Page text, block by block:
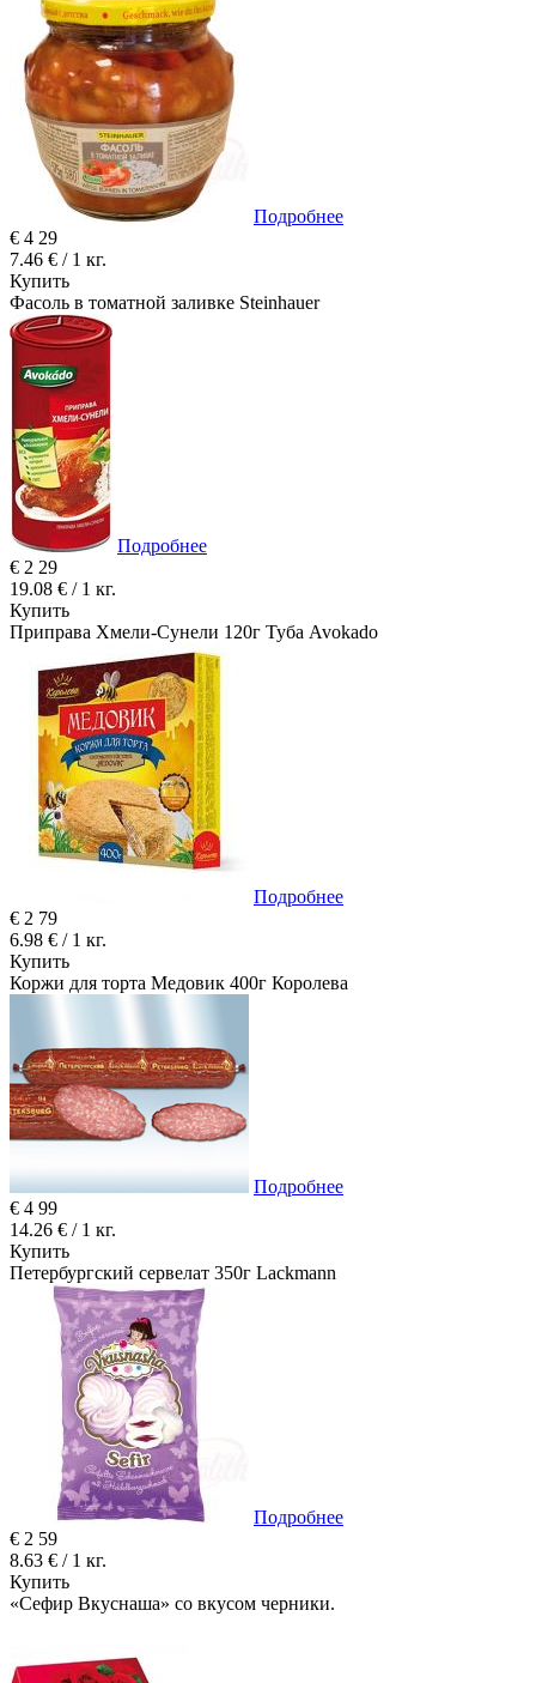
Подробнее
€ 4 29
7.46 € / 1 кг.
Купить
Фасоль в томатной заливке Steinhauer
Подробнее
€ 2 29
19.08 € / 1 кг.
Купить
Приправа Хмели-Сунели 120г Туба Avokado
Подробнее
€ 2 79
6.98 € / 1 кг.
Купить
Коржи для торта Медовик 400г Королева
Подробнее
€ 4 99
14.26 € / 1 кг.
Купить
Петербургский сервелат 350г Lackmann
Подробнее
€ 2 59
8.63 € / 1 кг.
Купить
«Сефир Вкуснаша» со вкусом черники.